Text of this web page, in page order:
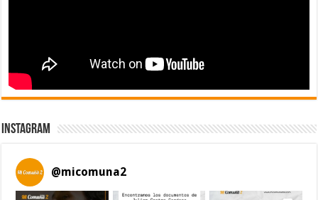
Instagram
@micomuna2